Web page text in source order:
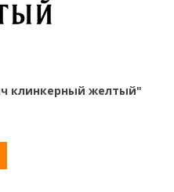
клинкерный желтый"